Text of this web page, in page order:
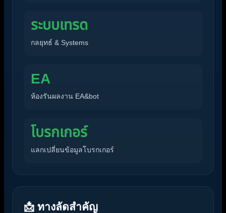
ระบบเทรด
กลยุทธ์ & Systems
EA
ห้องรันผลงาน EA&bot
โบรกเกอร์
แลกเปลี่ยนข้อมูลโบรกเกอร์
📩 ทางลัดสำคัญ